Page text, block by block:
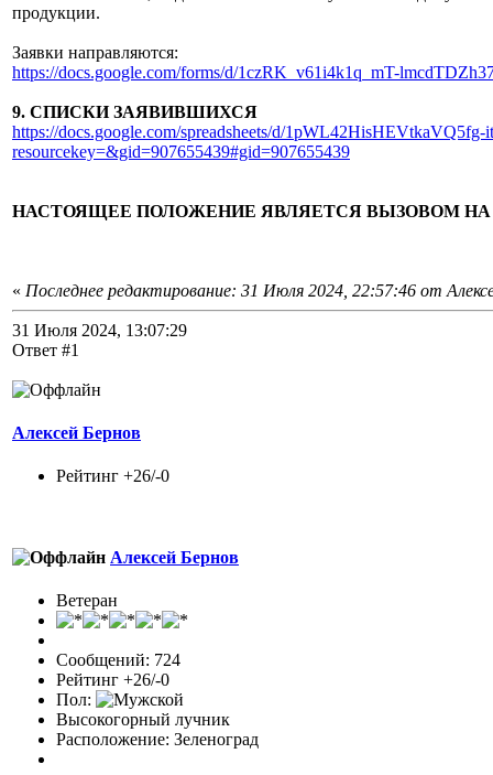
продукции.
Заявки направляются:
https://docs.google.com/forms/d/1czRK_v61i4k1q_mT-
9. СПИСКИ ЗАЯВИВШИХСЯ
https://docs.google.com/spreadsheets/d/
resourcekey=&gid=907655439#gid=907655439
НАСТОЯЩЕЕ ПОЛОЖЕНИЕ ЯВЛЯЕТСЯ ВЫЗОВОМ
« Последнее редактирование: 31 Июля 2024, 22:57:46 от
31 Июля 2024, 13:07:29
Ответ #1
Алексей Бернов
Рейтинг +26/-0
Алексей Бернов
Ветеран
Сообщений: 724
Рейтинг +26/-0
Пол:
Высокогорный лучник
Расположение: Зеленоград